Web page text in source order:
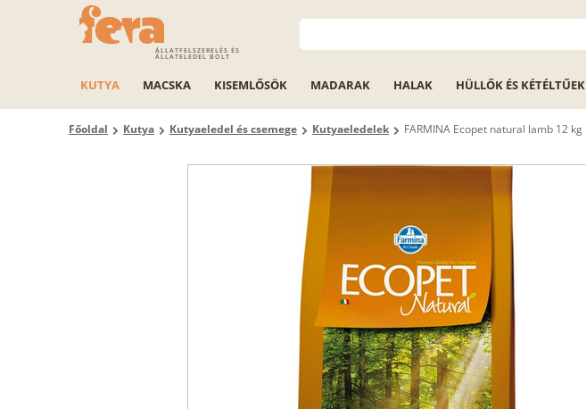
ÁLLATFELSZERELÉS ÉS
ÁLLATELEDEL BOLT
KUTYA MACSKA KISEMLŐSÖK MADARAK HALAK HÜLLŐK ÉS KÉTÉLTŰEK
Főoldal Kutya Kutyaeledel és csemege Kutyaeledelek FARMINA Ecopet natural lamb 12 kg